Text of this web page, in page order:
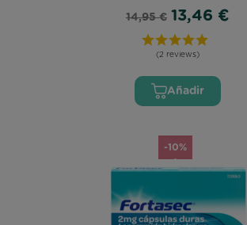
14,95 € 13,46 €
(2 reviews)
Añadir
-10%